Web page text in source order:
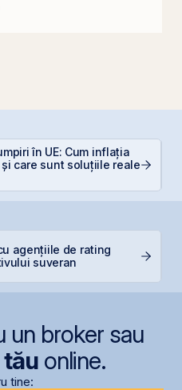
în UE: Cum inflația
care sunt soluțiile reale
agențiile de rating
suveran
un broker sau
tăuonline.
tine: